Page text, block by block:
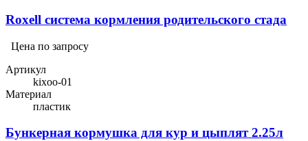
Roxell система кормления родительского стада
Цена по запросу
Артикул
kixoo-01
Материал
пластик
Бункерная кормушка для кур и цыплят 2.25л